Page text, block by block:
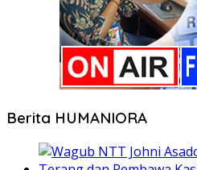
Berita HUMANIORA